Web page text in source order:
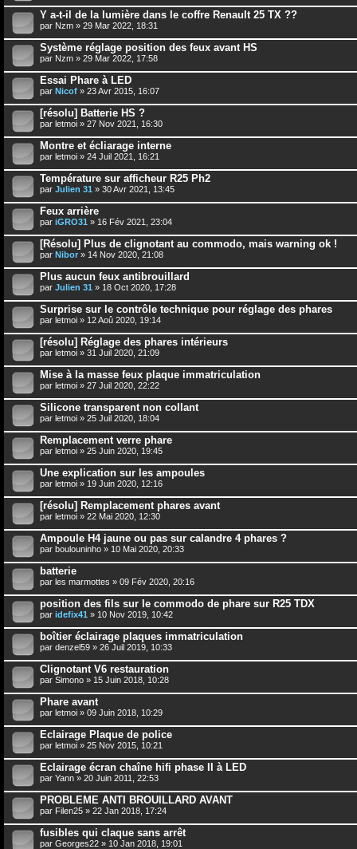
Y a-t-il de la lumière dans le coffre Renault 25 TX ??
par Nzm » 29 Mar 2022, 18:31
Système réglage position des feux avant HS
par Nzm » 29 Mar 2022, 17:58
Essai Phare à LED
par Nicof » 23 Avr 2015, 16:07
[résolu] Batterie HS ?
par letmoi » 27 Nov 2021, 16:30
Montre et écliarage interne
par letmoi » 24 Juil 2021, 16:21
Température sur afficheur R25 Ph2
par Julien 31 » 30 Avr 2021, 13:45
Feux arrière
par iGRO31 » 16 Fév 2021, 23:04
[Résolu] Plus de clignotant au commodo, mais warning ok !
par Nibor » 14 Nov 2020, 21:08
Plus aucun feux antibrouillard
par Julien 31 » 18 Oct 2020, 17:28
Surprise sur le contrôle technique pour réglage des phares
par letmoi » 12 Aoû 2020, 19:14
[résolu] Réglage des phares intérieurs
par letmoi » 31 Juil 2020, 21:09
Mise à la masse feux plaque immatriculation
par letmoi » 27 Juil 2020, 22:22
Silicone transparent non collant
par letmoi » 25 Juil 2020, 18:04
Remplacement verre phare
par letmoi » 25 Juin 2020, 19:45
Une explication sur les ampoules
par letmoi » 19 Juin 2020, 12:16
[résolu] Remplacement phares avant
par letmoi » 22 Mai 2020, 12:30
Ampoule H4 jaune ou pas sur calandre 4 phares ?
par boulouninho » 10 Mai 2020, 20:33
batterie
par les marmottes » 09 Fév 2020, 20:16
position des fils sur le commodo de phare sur R25 TDX
par idefix41 » 10 Nov 2019, 10:42
boîtier éclairage plaques immatriculation
par denzel59 » 26 Juil 2019, 10:33
Clignotant V6 restauration
par Simono » 15 Juin 2018, 10:28
Phare avant
par letmoi » 09 Juin 2018, 10:29
Eclairage Plaque de police
par letmoi » 25 Nov 2015, 10:21
Eclairage écran chaîne hifi phase II à LED
par Yann » 20 Juin 2011, 22:53
PROBLEME ANTI BROUILLARD AVANT
par Filen25 » 22 Jan 2018, 17:24
fusibles qui claque sans arrêt
par Georges22 » 10 Jan 2018, 19:01